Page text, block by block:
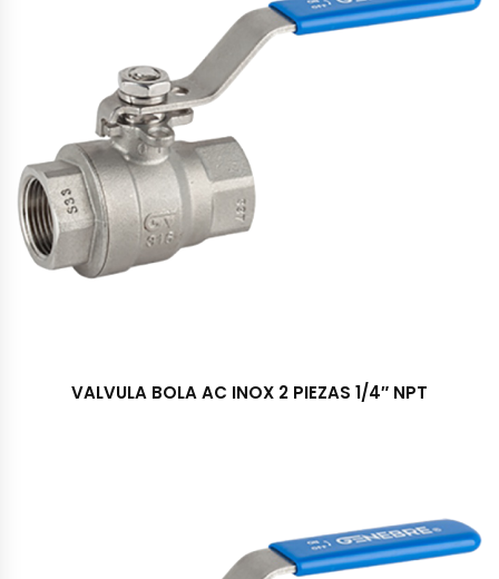
VALVULA BOLA AC INOX 2 PIEZAS 1/4″ NPT